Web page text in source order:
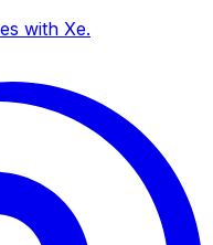
with Xe.